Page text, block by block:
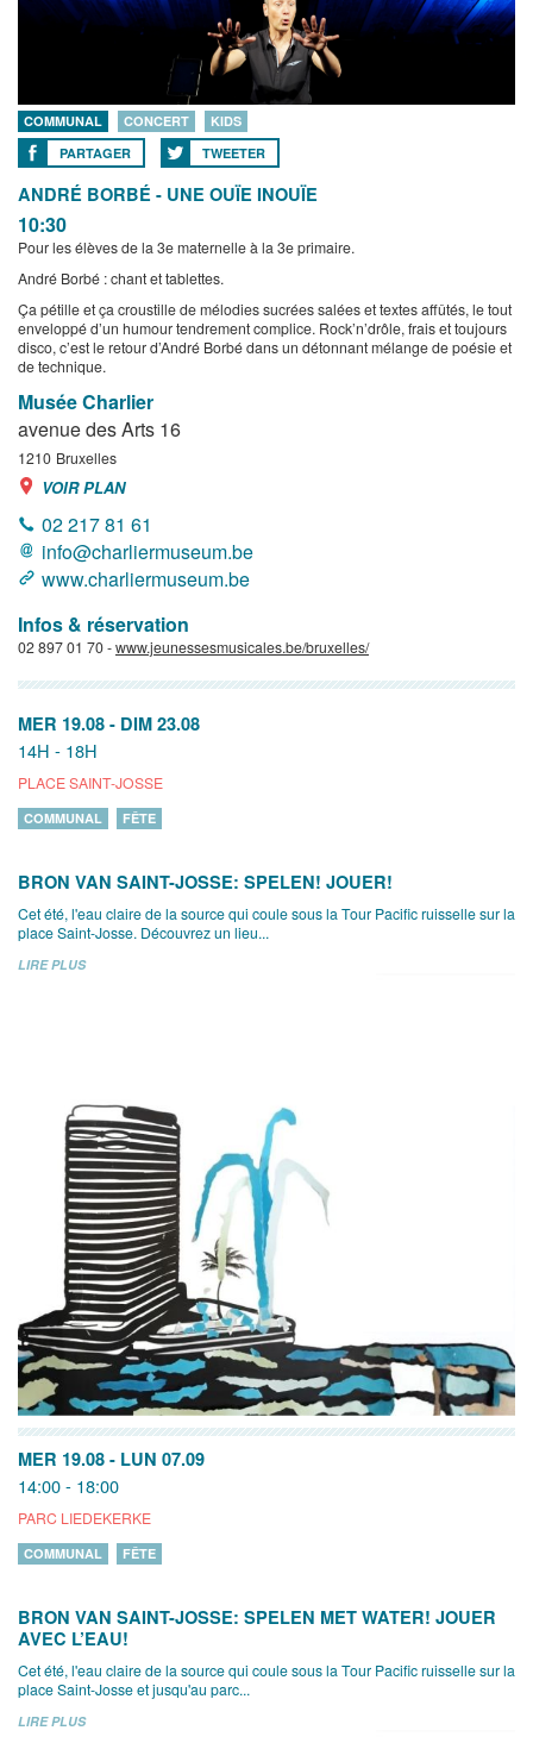
COMMUNAL CONCERT
KIDS
PARTAGER
TWEETER
ANDRÉ BORBÉ - UNE OUÏE INOUÏE
10:30
Pour les élèves de la 3e maternelle à la 3e primaire.
André Borbé : chant et tablettes.
Ça pétille et ça croustille de mélodies sucrées salées et textes affûtés, le tout
enveloppé d’un humour tendrement complice. Rock’n’drôle, frais et toujours
disco, c’est le retour d’André Borbé dans un détonnant mélange de poésie et
de technique.
Musée Charlier
avenue des Arts 16
1210 Bruxelles
VOIR PLAN
02 217 81 61
info@charliermuseum.be
www.charliermuseum.be
Infos & réservation
02 897 01 70 -www.jeunessesmusicales.be/bruxelles/
MER 19.08 - DIM 23.08
14H - 18H
PLACE SAINT-JOSSE
COMMUNAL FÊTE
BRON VAN SAINT-JOSSE: SPELEN! JOUER!
Cet été, l'eau claire de la source qui coule sous la Tour Pacific ruisselle sur la
place Saint-Josse. Découvrez un lieu...
LIRE PLUS
MER 19.08 - LUN 07.09
14:00 - 18:00
PARC LIEDEKERKE
COMMUNAL FÊTE
BRON VAN SAINT-JOSSE: SPELEN MET WATER! JOUER
AVEC L’EAU!
Cet été, l'eau claire de la source qui coule sous la Tour Pacific ruisselle sur la
place Saint-Josse et jusqu'au parc...
LIRE PLUS